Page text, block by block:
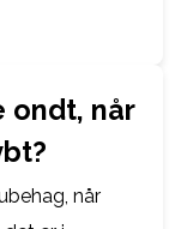
ondt, når
når